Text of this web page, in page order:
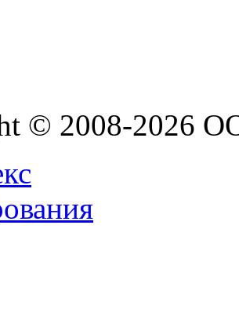
© 2008-2026